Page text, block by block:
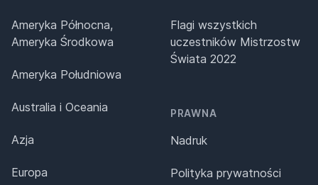
Ameryka Północna,
Ameryka Środkowa
Ameryka Południowa
Australia i Oceania
Azja
Europa
Flagi wszystkich
uczestników Mistrzostw
Świata 2022
PRAWNA
Nadruk
Polityka prywatności